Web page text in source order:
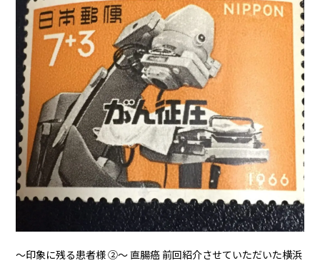
～印象に残る患者様 ②～ 直腸癌 前回紹介させていただいた横浜